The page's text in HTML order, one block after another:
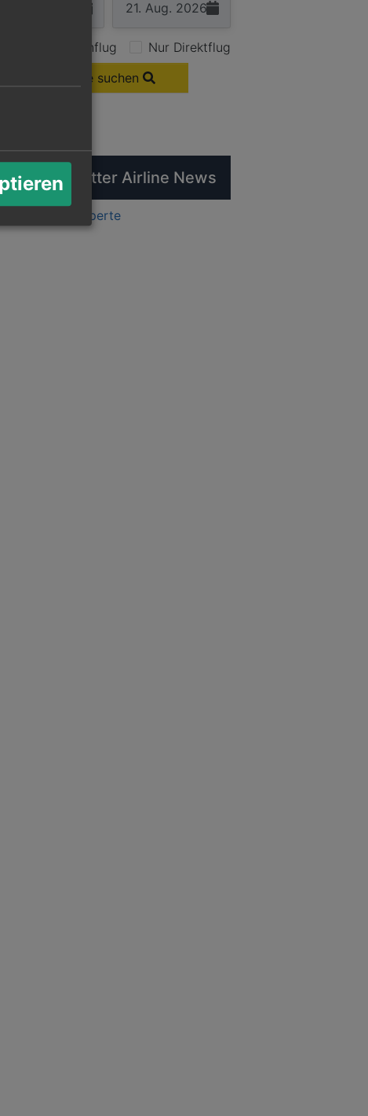
Nur Hinflug
Nur Direktflug
Flüge suchen
Aktuelle Twitter Airline News
by flugexperte